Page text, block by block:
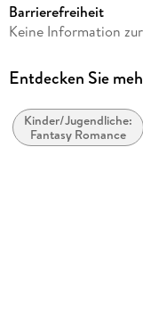
Altersempfehlung
Reihe
Autor/Autorin
Kiera Cass
Barrierefreiheit
Keine Information
Entdecken Sie
Kinder/Jugendliche:
Fantasy Romance